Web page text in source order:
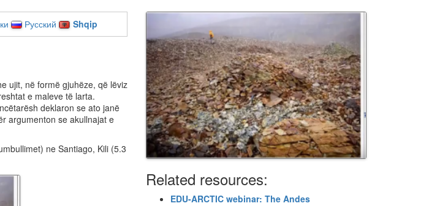
Русский Shqip
ujit, në formë gjuhëze, që lëviz
e maleve të larta.
deklaron se ato janë
argumenton se akullnajat e
ne Santiago, Kili (5.3
Related resources:
EDU-ARCTIC webinar: The Andes